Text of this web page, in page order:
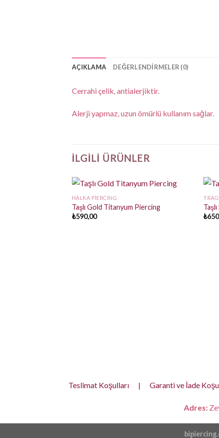
AÇIKLAMA DEĞERLENDIRMELER (0)
Cerrahi çelik, antialerjiktir.
Alerji yapmaz, uzun ömürlü kullanım sağlar.
İLGILI ÜRÜNLER
HALKA PIERCING
Taşlı Gold Titanyum Piercing
₺590,00
₺
Teslimat Koşulları | Garanti ve İade
Adres: